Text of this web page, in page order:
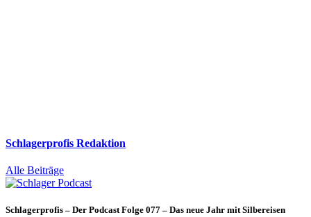
Schlagerprofis Redaktion
Alle Beiträge
Schlagerprofis – Der Podcast Folge 077 – Das neue Jahr mit Silbereisen